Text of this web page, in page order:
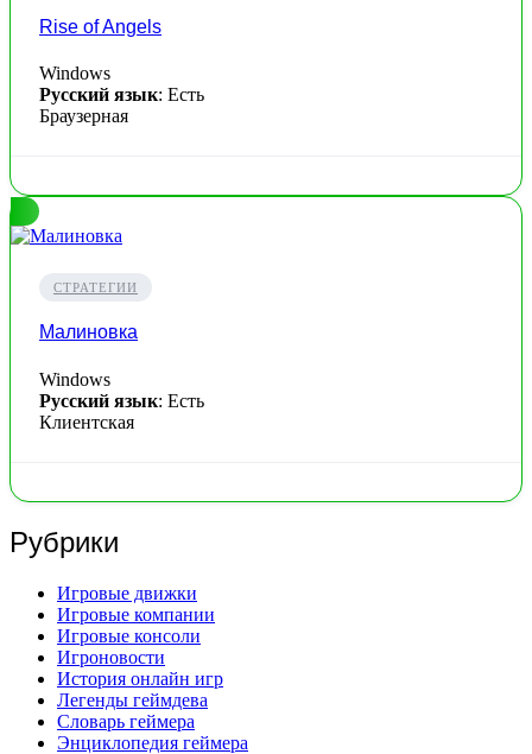
Rise of Angels
Windows
Русский язык: Есть
Браузерная
СТРАТЕГИИ
Малиновка
Windows
Русский язык: Есть
Клиентская
Рубрики
Игровые движки
Игровые компании
Игровые консоли
Игроновости
История онлайн игр
Легенды геймдева
Словарь геймера
Энциклопедия геймера